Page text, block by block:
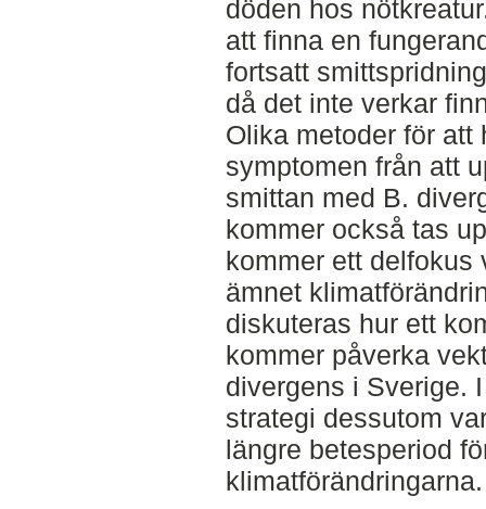
döden hos
att finna en
fortsatt
då det inte verkar
Olika metoder för att
symptomen från att
smittan med B.
kommer också tas
kommer ett delfokus
ämnet
diskuteras hur ett
kommer påverka
divergens i Sverige.
strategi dessutom
längre betesperiod
klimatförändringarna.